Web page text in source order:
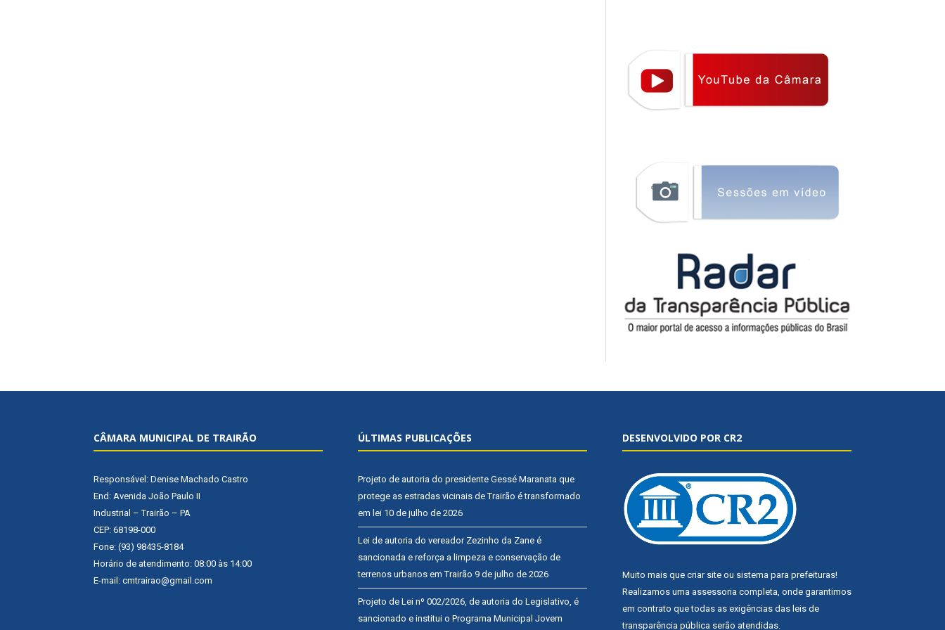
CÂMARA MUNICIPAL DE TRAIRÃO
Responsável: Denise Machado Castro
End: Avenida João Paulo II
Industrial – Trairão – PA
CEP: 68198-000
Fone: (93) 98435-8184
Horário de atendimento: 08:00 às 14:00
E-mail: cmtrairao@gmail.com
ÚLTIMAS PUBLICAÇÕES
Projeto de autoria do presidente Gessé Maranata que
protege as estradas vicinais de Trairão é transformado
em lei 10 de julho de 2026
Lei de autoria do vereador Zezinho da Zane é
sancionada e reforça a limpeza e conservação de
terrenos urbanos em Trairão 9 de julho de 2026
Projeto de Lei nº 002/2026, de autoria do Legislativo, é
sancionado e institui o Programa Municipal Jovem
DESENVOLVIDO POR CR2
Muito mais que criar site ou sistema para prefeituras!
Realizamos uma assessoria completa, onde garantimos
em contrato que todas as exigências das leis de
transparência pública serão atendidas.